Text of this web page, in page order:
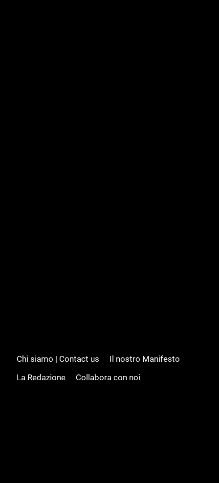
Chi siamo | Contact us
Il nostro Manifesto
La Redazione
Collabora con noi